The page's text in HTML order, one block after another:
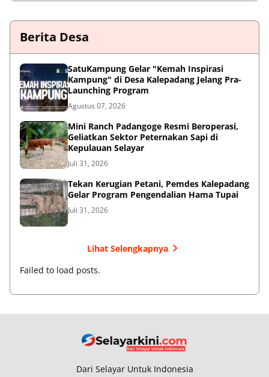
Berita Desa
SatuKampung Gelar "Kemah Inspirasi
Kampung" di Desa Kalepadang Jelang Pra-
Launching Program
Agustus 07, 2026
‎Mini Ranch Padangoge Resmi Beroperasi,
Geliatkan Sektor Peternakan Sapi di
Kepulauan Selayar ‎
Juli 31, 2026
Tekan Kerugian Petani, Pemdes Kalepadang
Gelar Program Pengendalian Hama Tupai
Juli 31, 2026
Lihat Selengkapnya
Failed to load posts.
Dari Selayar Untuk Indonesia